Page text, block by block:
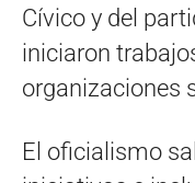
Cívico y del
iniciaron
organizaciones
El oficialismo